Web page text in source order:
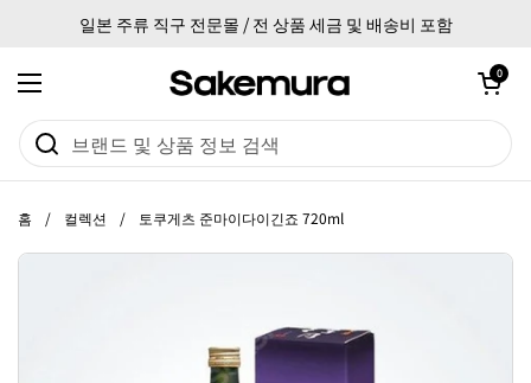
일본 주류 직구 전문몰 / 전 상품 세금 및 배송비 포함
메뉴 열기
카트 열기
0
홈 / 컬렉션 / 토쿠게츠 준마이다이긴죠 720ml